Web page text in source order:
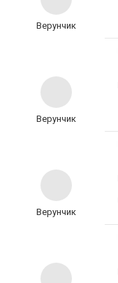
Верунчик
Верунчик
Верунчик